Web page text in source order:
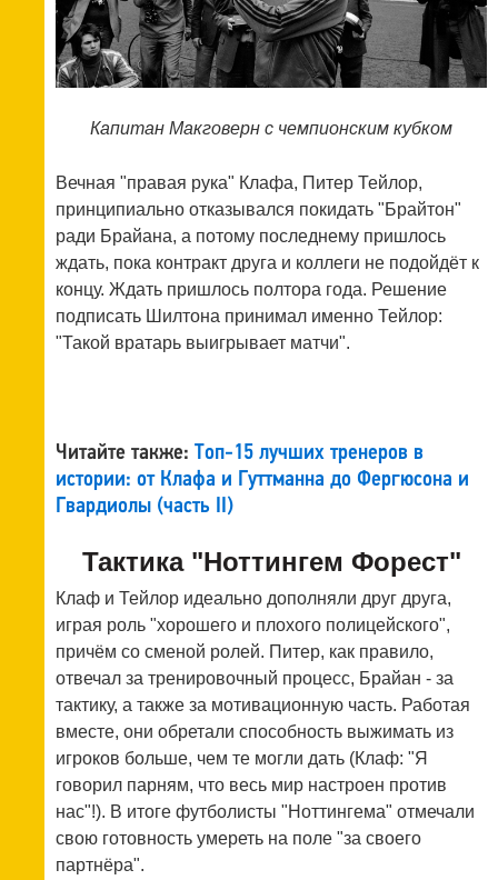
Капитан Макговерн с чемпионским кубком
Вечная "правая рука" Клафа, Питер Тейлор,
принципиально отказывался покидать "Брайтон"
ради Брайана, а потому последнему пришлось
ждать, пока контракт друга и коллеги не подойдёт к
концу. Ждать пришлось полтора года. Решение
подписать Шилтона принимал именно Тейлор:
"Такой вратарь выигрывает матчи".
Читайте также: Топ-15 лучших тренеров в
истории: от Клафа и Гуттманна до Фергюсона и
Гвардиолы (часть II)
Тактика "Ноттингем Форест"
Клаф и Тейлор идеально дополняли друг друга,
играя роль "хорошего и плохого полицейского",
причём со сменой ролей. Питер, как правило,
отвечал за тренировочный процесс, Брайан - за
тактику, а также за мотивационную часть. Работая
вместе, они обретали способность выжимать из
игроков больше, чем те могли дать (Клаф: "Я
говорил парням, что весь мир настроен против
нас"!). В итоге футболисты "Ноттингема" отмечали
свою готовность умереть на поле "за своего
партнёра".